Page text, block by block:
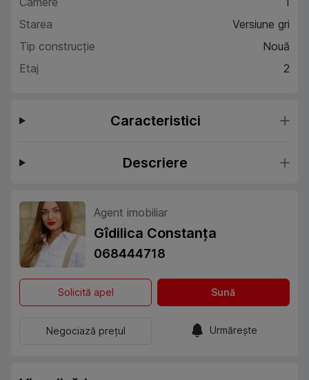
Starea
Versiune gri
Tip construcție
Nouă
Etaj
2
Caracteristici
Descriere
Agent imobiliar
Gîdilica Constanța
068444718
Solicită apel Sună
Negociază prețul Urmărește